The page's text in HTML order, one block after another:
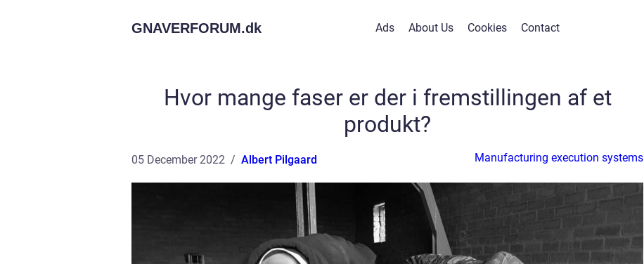
GNAVERFORUM.dk Ads About Us Cookies Contact
Hvor mange faser er der i fremstillingen af et
produkt?
05 December 2022 Albert Pilgaard Manufacturing execution systems